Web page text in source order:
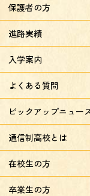
保護者の方
進路実績
入学案内
よくある質問
ピックアップニュー
通信制高校とは
在校生の方
卒業生の方